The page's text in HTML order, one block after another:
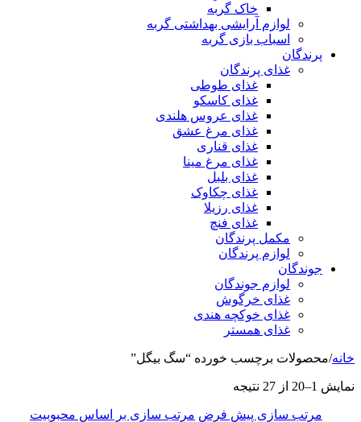
خاک گربه
لوازم آرایشی بهداشتی گربه
اسباب بازی گربه
پرندگان
غذای پرندگان
غذای طوطی
غذای کاسکو
غذای عروس هلندی
غذای مرغ عشق
غذای قناری
غذای مرغ مینا
غذای بلبل
غذای چکاوک
غذای رزیلا
غذای فنچ
مکمل پرندگان
لوازم پرندگان
جوندگان
لوازم جوندگان
غذای خرگوش
غذای خوکچه هندی
غذای همستر
خانه/محصولات برچسب خورده “سگ بیگل”
نمایش 1–20 از 27 نتیجه
مرتب سازی پیش فرض مرتب سازی بر اساس محبوبیت